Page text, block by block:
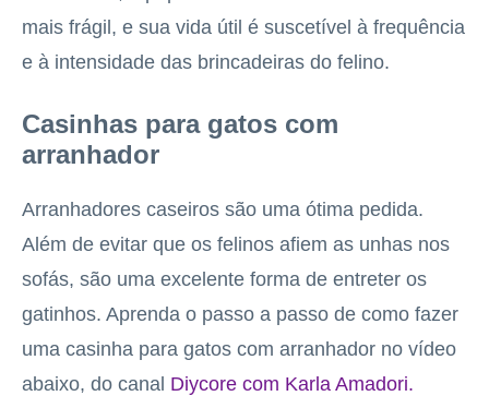
mais frágil, e sua vida útil é suscetível à frequência
e à intensidade das brincadeiras do felino.
Casinhas para gatos com
arranhador
Arranhadores caseiros são uma ótima pedida.
Além de evitar que os felinos afiem as unhas nos
sofás, são uma excelente forma de entreter os
gatinhos. Aprenda o passo a passo de como fazer
uma casinha para gatos com arranhador no vídeo
abaixo, do canal Diycore com Karla Amadori.